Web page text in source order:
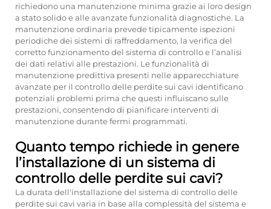
richiedono una manutenzione minima grazie ai loro design
a stato solido e alle avanzate funzionalità diagnostiche. La
manutenzione ordinaria prevede tipicamente ispezioni
periodiche dei sistemi di raffreddamento, la verifica del
corretto funzionamento del sistema di controllo e l’analisi
dei dati relativi alle prestazioni. Le funzionalità di
manutenzione predittiva presenti nelle apparecchiature
avanzate per il controllo delle perdite sui cavi identificano
potenziali problemi prima che questi influiscano sulle
prestazioni, consentendo di pianificare interventi di
manutenzione durante fermi programmati.
Quanto tempo richiede in genere
l’installazione di un sistema di
controllo delle perdite sui cavi?
La durata dell'installazione del sistema di controllo delle
perdite sui cavi varia in base alla complessità del sistema e